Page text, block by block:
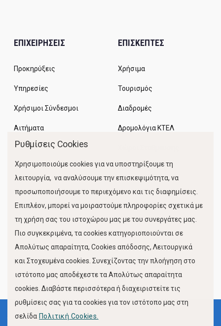
ΕΠΙΧΕΙΡΗΣΕΙΣ
Προκηρύξεις
Υπηρεσίες
Χρήσιμοι Σύνδεσμοι
Αιτήματα
ΕΠΙΣΚΕΠΤΕΣ
Χρήσιμα
Τουρισμός
Διαδρομές
Δρομολόγια ΚΤΕΛ
Κίνηση Λιμένος
FOLLOW US
Όροι Χρήσης
Ρυθμίσεις Cookies
Χρησιμοποιούμε cookies για να υποστηρίξουμε τη
λειτουργία, να αναλύσουμε την επισκεψιμότητα, να
προσωποποιήσουμε το περιεχόμενο και τις διαφημίσεις.
Επιπλέον, μπορεί να μοιραστούμε πληροφορίες σχετικά με
τη χρήση σας του ιστοχώρου μας με του συνεργάτες μας.
Πιο συγκεκριμένα, τα cookies κατηγοριοποιούνται σε
Απολύτως απαραίτητα, Cookies απόδοσης, Λειτουργικά
και Στοχευμένα cookies. Συνεχίζοντας την πλοήγηση στο
ιστότοπο μας αποδέχεστε τα Απολύτως απαραίτητα
cookies. Διαβάστε περισσότερα ή διαχειριστείτε τις
ρυθμίσεις σας για τα cookies για τον ιστότοπο μας στη
σελίδα Πολιτική Cookies.